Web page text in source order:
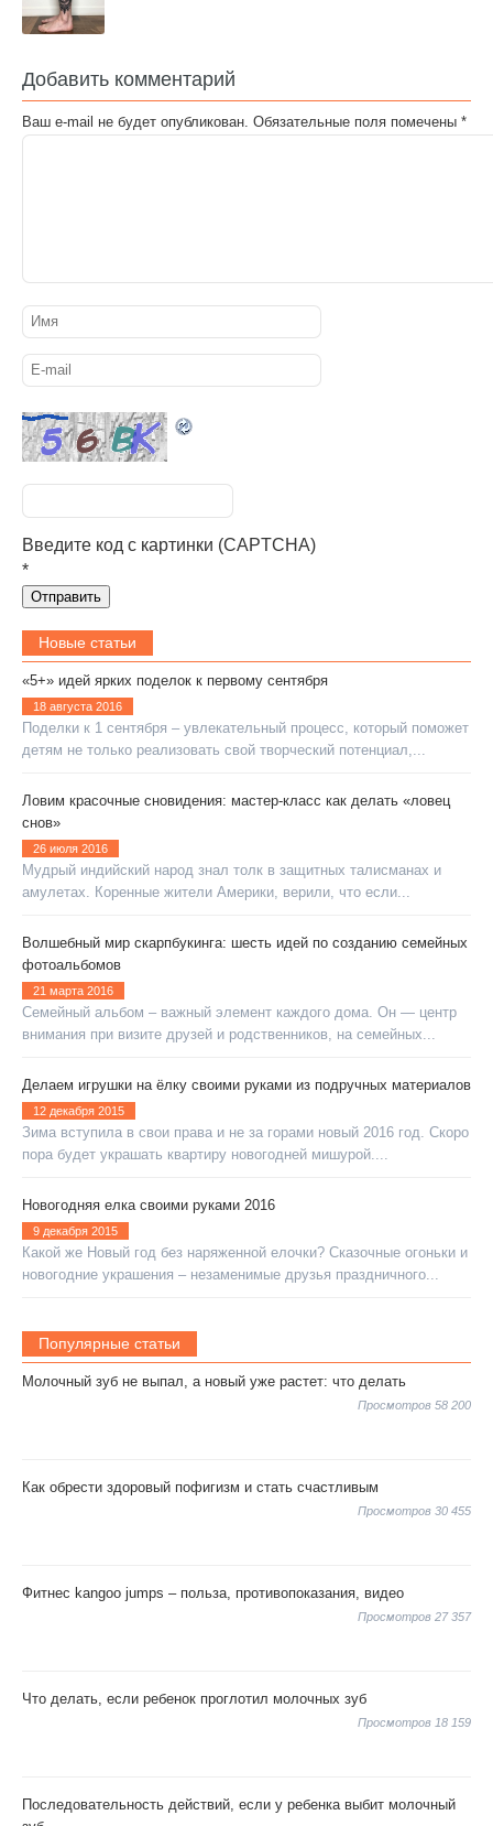
Добавить комментарий
Ваш e-mail не будет опубликован. Обязательные поля помечены *
Введите код с картинки (CAPTCHA)
*
Новые статьи
«5+» идей ярких поделок к первому сентября
18 августа 2016
Поделки к 1 сентября – увлекательный процесс, который поможет
детям не только реализовать свой творческий потенциал,...
Ловим красочные сновидения: мастер-класс как делать «ловец
снов»
26 июля 2016
Мудрый индийский народ знал толк в защитных талисманах и
амулетах. Коренные жители Америки, верили, что если...
Волшебный мир скарпбукинга: шесть идей по созданию семейных
фотоальбомов
21 марта 2016
Семейный альбом – важный элемент каждого дома. Он — центр
внимания при визите друзей и родственников, на семейных...
Делаем игрушки на ёлку своими руками из подручных материалов
12 декабря 2015
Зима вступила в свои права и не за горами новый 2016 год. Скоро
пора будет украшать квартиру новогодней мишурой....
Новогодняя елка своими руками 2016
9 декабря 2015
Какой же Новый год без наряженной елочки? Сказочные огоньки и
новогодние украшения – незаменимые друзья праздничного...
Популярные статьи
Молочный зуб не выпал, а новый уже растет: что делать
Просмотров 58 200
Как обрести здоровый пофигизм и стать счастливым
Просмотров 30 455
Фитнес kangoo jumps – польза, противопоказания, видео
Просмотров 27 357
Что делать, если ребенок проглотил молочных зуб
Просмотров 18 159
Последовательность действий, если у ребенка выбит молочный